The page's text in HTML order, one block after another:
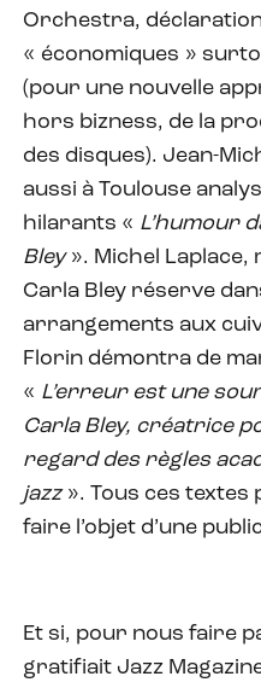
Orchestra,
« économiques »
(pour une nouvelle
hors bizness, de la
des disques). Jean-
aussi à Toulouse
hilarants « L’humour
Bley ». Michel Laplace,
Carla Bley réserve
arrangements aux
Florin démontra de
« L’erreur est une
Carla Bley, créatrice
regard des règles
jazz». Tous ces textes
faire l’objet d’une
Et si, pour nous faire
gratifiait Jazz